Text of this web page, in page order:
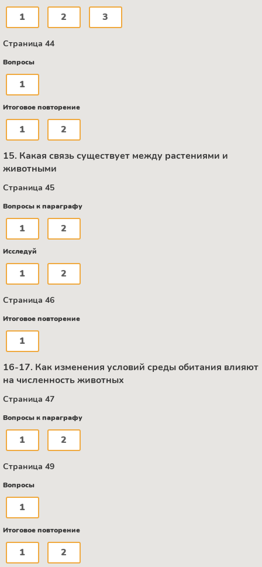
1 2 3
Страница 44
Вопросы
1
Итоговое повторение
1 2
15. Какая связь существует между растениями и
животными
Страница 45
Вопросы к параграфу
1 2
Исследуй
1 2
Страница 46
Итоговое повторение
1
16-17. Как изменения условий среды обитания влияют
на численность животных
Страница 47
Вопросы к параграфу
1 2
Страница 49
Вопросы
1
Итоговое повторение
1 2